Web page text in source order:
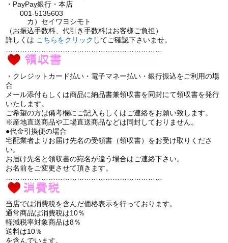
・PayPay銀行・本店
001-5135603
カ）セイワヨシモト
（お振込手数料、代引き手数料はお客様ご負担）
詳しくは こちらをクリック してご確認下さいませ。
…………………………………………………………
・クレジットカード払い・電子マネー払い・銀行振込をご利用の場
合
メール添付もしくは商品に納品書兼領収書を同封にて領収書を発行
いたします。
ご希望の方は備考欄にご記入もしくはご連絡をお願い致します。
※産地直送商品や工場直送商品などは同封しておりません。
●代金引換便の場合
宅配業者よりお届け先名の受領書（領収書）をお受け取りくださ
い。
お届け先名と領収書の宛名が違う場合はご連絡下さい。
お名前をご変更させて頂きます。
…………………………………………………………
当店では消費税を含んだ価格表示を行っております。
通常商品は消費税は10％
軽減税率対象商品は8％
送料は10％
を含んでいます。